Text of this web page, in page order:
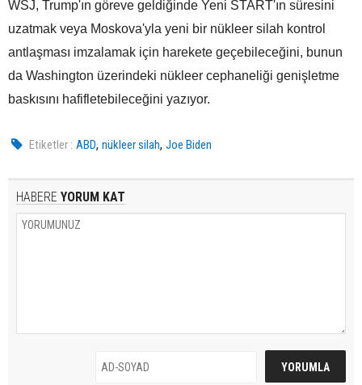
WSJ, Trump'ın göreve geldiğinde Yeni START'ın süresini
uzatmak veya Moskova'yla yeni bir nükleer silah kontrol
antlaşması imzalamak için harekete geçebileceğini, bunun
da Washington üzerindeki nükleer cephaneliği genişletme
baskısını hafifletebileceğini yazıyor.
Etiketler : ABD,nükleer silah,Joe Biden
HABERE YORUM KAT